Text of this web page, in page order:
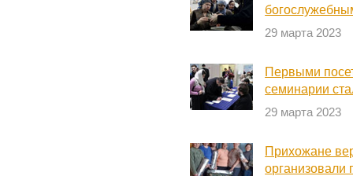
29 марта 2023
Первыми
семинарии
29 марта 2023
Прихожане
организовали